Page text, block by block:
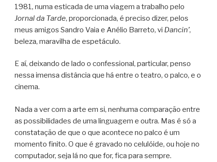
1981, numa esticada de uma viagem a trabalho pelo
Jornal da Tarde, proporcionada, é preciso dizer, pelos
meus amigos Sandro Vaia e Anélio Barreto, vi Dancin’,
beleza, maravilha de espetáculo.
E aí, deixando de lado o confessional, particular, penso
nessa imensa distância que há entre o teatro, o palco, e o
cinema.
Nada a ver com a arte em si, nenhuma comparação entre
as possibilidades de uma linguagem e outra. Mas é só a
constatação de que o que acontece no palco é um
momento finito. O que é gravado no celulóide, ou hoje no
computador, seja lá no que for, fica para sempre.